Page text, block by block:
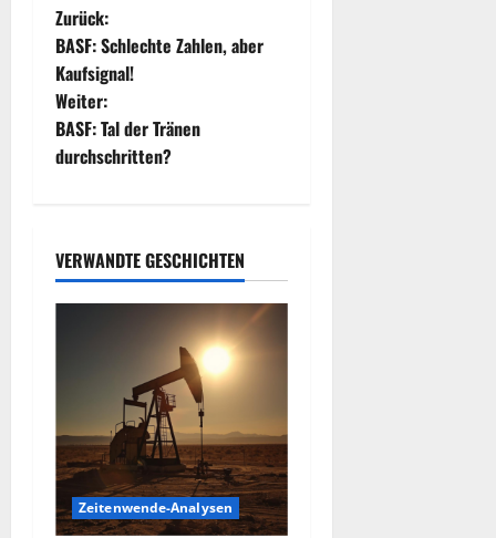
B
e
i
t
a
g
a
v
Zurück:
BASF: Schlechte Zahlen, aber
Kaufsignal!
Weiter:
BASF: Tal der Tränen
durchschritten?
VERWANDTE GESCHICHTEN
Zeitenwende-Analysen